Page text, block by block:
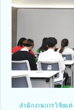
สำนักงานการวิจัยแห่ง